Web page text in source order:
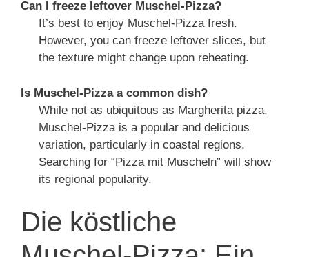
Can I freeze leftover Muschel-Pizza?
It’s best to enjoy Muschel-Pizza fresh.
However, you can freeze leftover slices, but
the texture might change upon reheating.
Is Muschel-Pizza a common dish?
While not as ubiquitous as Margherita pizza,
Muschel-Pizza is a popular and delicious
variation, particularly in coastal regions.
Searching for “Pizza mit Muscheln” will show
its regional popularity.
Die köstliche